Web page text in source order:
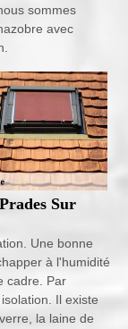
sommes
avec
Sur
Une bonne
à l'humidité
cadre. Par
Il existe
la laine de